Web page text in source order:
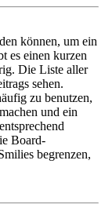
können, um ein
es einen kurzen
Die Liste aller
sehen.
zu benutzen,
und ein
Board-
begrenzen,